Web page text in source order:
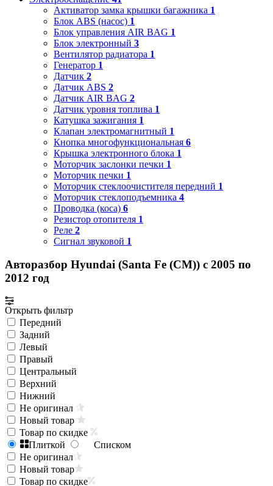
Активатор замка крышки багажника 1
Блок ABS (насос) 1
Блок управления AIR BAG 1
Блок электронный 3
Вентилятор радиатора 1
Генератор 1
Датчик 2
Датчик ABS 2
Датчик AIR BAG 2
Датчик уровня топлива 1
Катушка зажигания 1
Клапан электромагнитный 1
Кнопка многофункциональная 6
Крышка электронного блока 1
Моторчик заслонки печки 1
Моторчик печки 1
Моторчик стеклоочистителя передний 1
Моторчик стеклоподъемника 4
Проводка (коса) 6
Резистор отопителя 1
Реле 2
Сигнал звуковой 1
Авторазбор Hyundai (Santa Fe (CM)) с 2005 по
2012 год
Открыть фильтр
Передний
Задний
Левый
Правый
Центральный
Верхний
Нижний
Не оригинал
Новый товар
Товар по скидке
Плиткой
Списком
Не оригинал
Новый товар
Товар по скидке